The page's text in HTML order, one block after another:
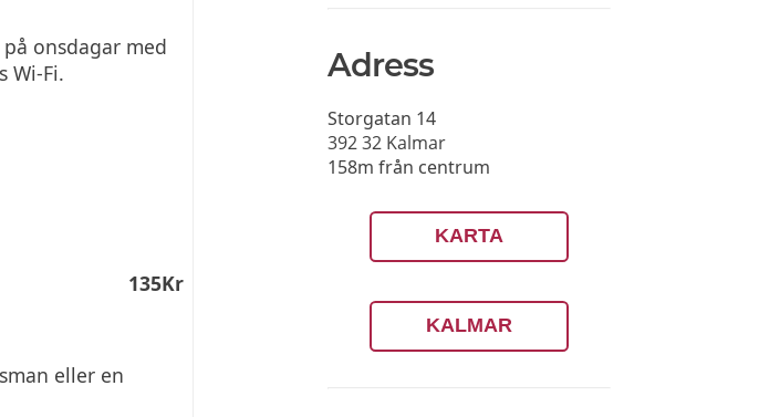
onsdagar med
Wi-Fi.
135Kr
eller en
Adress
Storgatan 14
392 32 Kalmar
158m från centrum
KARTA
KALMAR